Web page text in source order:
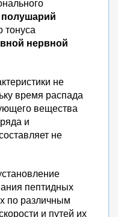
тонуса
нервной
не
время распада
вещества
и
не
пептидных
по различным
и путей их